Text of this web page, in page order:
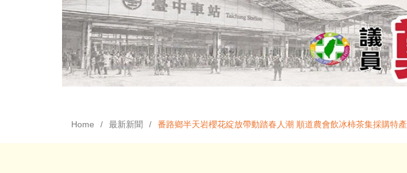
Home 最新新聞 番路鄉半天岩櫻花綻放帶動踏春人潮 順道農會飲冰柿茶集採購特產